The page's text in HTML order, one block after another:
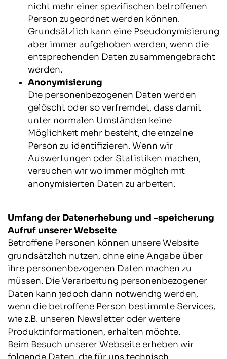
nicht mehr einer spezifischen betroffenen
Person zugeordnet werden können.
Grundsätzlich kann eine Pseudonymisierung
aber immer aufgehoben werden, wenn die
entsprechenden Daten zusammengebracht
werden.
Anonymisierung
Die personenbezogenen Daten werden
gelöscht oder so verfremdet, dass damit
unter normalen Umständen keine
Möglichkeit mehr besteht, die einzelne
Person zu identifizieren. Wenn wir
Auswertungen oder Statistiken machen,
versuchen wir wo immer möglich mit
anonymisierten Daten zu arbeiten.
Umfang der Datenerhebung und -speicherung
Aufruf unserer Webseite
Betroffene Personen können unsere Website
grundsätzlich nutzen, ohne eine Angabe über
ihre personenbezogenen Daten machen zu
müssen. Die Verarbeitung personenbezogener
Daten kann jedoch dann notwendig werden,
wenn die betroffene Person bestimmte Services,
wie z.B. unseren Newsletter oder weitere
Produktinformationen, erhalten möchte.
Beim Besuch unserer Webseite erheben wir